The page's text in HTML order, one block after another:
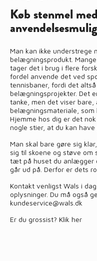
Køb stenmel
Man kan ikke understrege
belægningsprodukt.
tager det i brug i flere
fordel anvende det ved
tennisbaner, fordi det
belægningsprojekter. Det
tanke, men det viser
belægningsmateriale, som
Hjemme hos dig er det
nogle stier, at du kan
Man skal bare gøre sig
sig til skoene og støve om
tæt på huset du anlægger
går ud på. Derfor er dets
Kontakt venligst Wals i
oplysninger. Du må også
kundeservice@wals.dk
Er du grossist? Klik her